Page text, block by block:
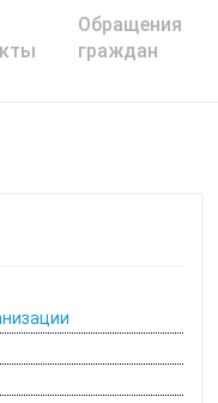
Обращения
граждан